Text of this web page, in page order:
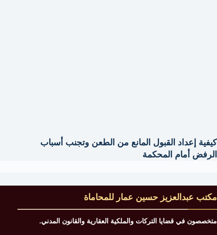
كيفية إعداد القبول المانع من الطعن وتجنب أسباب
الرفض أمام المحكمة
مكتب عبدالعزيز حسين عمار للمحاماة
متخصصون في قضايا التركات والملكية العقارية والقانون المدني.